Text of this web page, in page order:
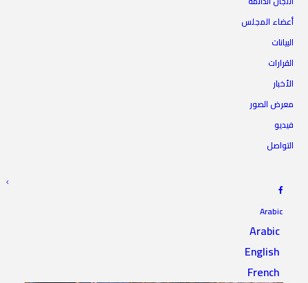
أعضاء المجلس
البيانات
القرارات
الأخبار
معرض الصور
فيديو
التواصل
Arabic
Arabic
English
French